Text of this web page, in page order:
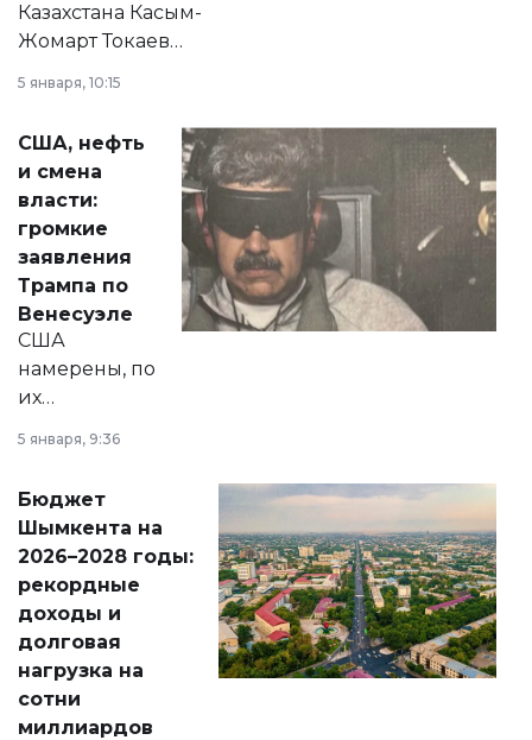
Казахстана Касым-
Жомарт Токаев
сразу несколько
актуальных тем —
от слухов о
политических
реформах до
вопросов армии,
экономики и
личного здоровья.
5 января, 10:15
США, нефть
и смена
власти:
громкие
заявления
Трампа по
Венесуэле
США
намерены, по
их
принести
народу
Венесуэлы.
5 января, 9:36
Бюджет
Шымкента на
2026–2028 годы:
рекордные
доходы и
долговая
нагрузка на
сотни
миллиардов